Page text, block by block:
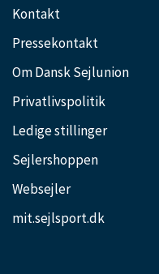
Kontakt
Pressekontakt
Om Dansk Sejlunion
Privatlivspolitik
Ledige stillinger
Sejlershoppen
Websejler
mit.sejlsport.dk